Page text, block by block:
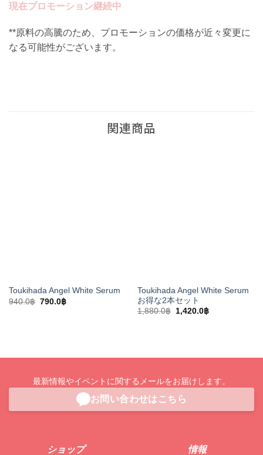
現在プロモーション継続中
**原料の高騰のため、プロモーションの価格が近々変更に
なる可能性がございます。
関連商品
Toukihada Angel White Serum
940.0฿ 元
790.0฿現
Toukihada Angel White Serum
お得な2本セット
1,880.0฿
元
で
1,420.0฿現
1,420.0฿
最新情報やイベントに関するメールをお届けします。
お問い合わせはこちら
ショップ 情報